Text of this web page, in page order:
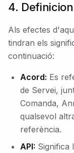
4.
Als efectes
tindran els
continuació:
Acord: Es
de Servei,
Comanda,
qualsevol
referència.
API: Significa